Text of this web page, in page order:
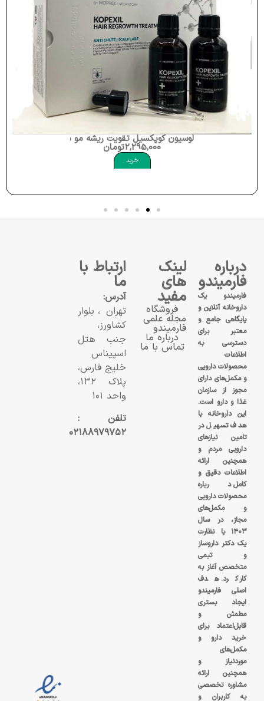
لوسیون کوپکسیل تقویت ریشه مو موپک Kopexil Regrowth Tonic Moppek
2,295,000تومان
خرید
درباره
فارمیندو
فارمیندو یک
داروخانه آنلاین و
پایگاهی جامع و
معتبر برای
دسترسی به
اطلاعات
محصولات دارویی
و مکمل‌های دارای
مجوز از سازمان
غذا و دارو است.
این داروخانه با
هدف تسهیل در
تامین نیازهای
دارویی مردم و
همچنین ارائه
اطلاعات دقیق و
کامل درباره
محصولات دارویی
و مکمل‌های
مجاز، در سال
۱۴۰۳ با نظارت
یک دکتر داروساز
و تیمی
متخصص آغاز به
کار کرد. هدف
اصلی فارمیندو
ایجاد بستری
مطمئن و
قابل‌اعتماد برای
خرید دارو و
مکمل‌های
موردنیاز و
همچنین ارائه
مشاوره تخصصی
به کاربران و
لینک
های
مفید
فروشگاه
مجله علمی
فارمیندو
درباره ما
تماس با ما
ارتباط با
ما
آدرس:
تهران، بلوار
کشاورز،
جنب هتل
اسپیناس
خلیج فارس،
پلاک ۱۳۲،
واحد ۱۰۱
تلفن :
۰۲۱۸۸۹۷۹۷۵۲